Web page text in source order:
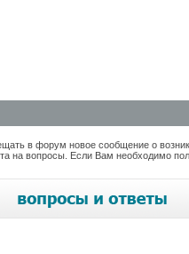
в форум новое сообщение о
на вопросы. Если Вам необходимо